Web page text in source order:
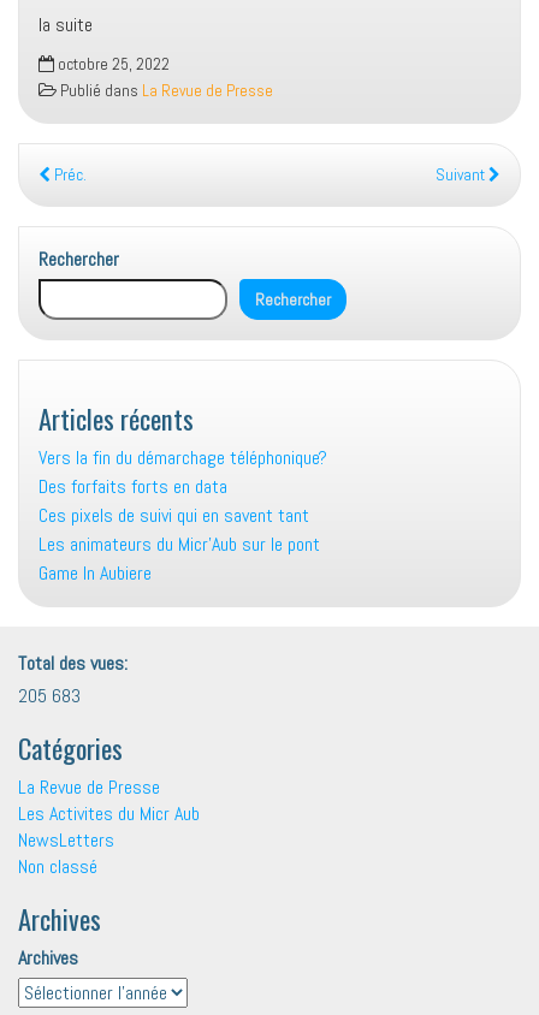
la suite
octobre 25, 2022
Publié dans La Revue de Presse
Préc. Suivant
Rechercher
Rechercher
Articles récents
Vers la fin du démarchage téléphonique?
Des forfaits forts en data
Ces pixels de suivi qui en savent tant
Les animateurs du Micr’Aub sur le pont
Game In Aubiere
Total des vues:
205 683
Catégories
La Revue de Presse
Les Activites du Micr Aub
NewsLetters
Non classé
Archives
Archives